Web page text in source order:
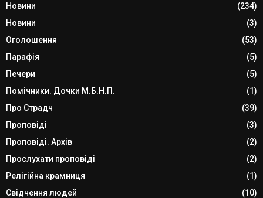
Новини
(234)
Новини
(3)
Оголошення
(53)
Парафія
(5)
Печери
(5)
Помічники. Дочки М.Б.Н.П.
(1)
Про Страдч
(39)
Проповіді
(3)
Проповіді. Архів
(2)
Прослухати проповіді
(2)
Релігійна крамниця
(1)
Свідчення людей
(10)